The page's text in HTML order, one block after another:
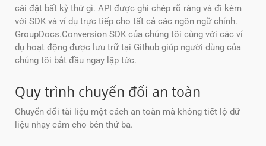
cài đặt bất kỳ thứ gì. API được ghi chép rõ ràng và đi kèm
với SDK và ví dụ trực tiếp cho tất cả các ngôn ngữ chính.
GroupDocs.Conversion SDK của chúng tôi cùng với các ví
dụ hoạt động được lưu trữ tại Github giúp người dùng của
chúng tôi bắt đầu ngay lập tức.
Quy trình chuyển đổi an toàn
Chuyển đổi tài liệu một cách an toàn mà không tiết lộ dữ
liệu nhạy cảm cho bên thứ ba.